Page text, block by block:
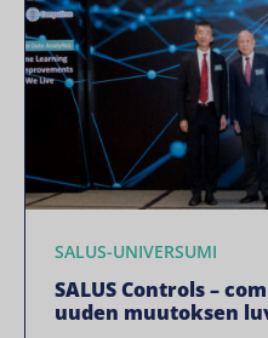
SALUS-UNIVERSUMI
SALUS Controls –
uuden muutoksen